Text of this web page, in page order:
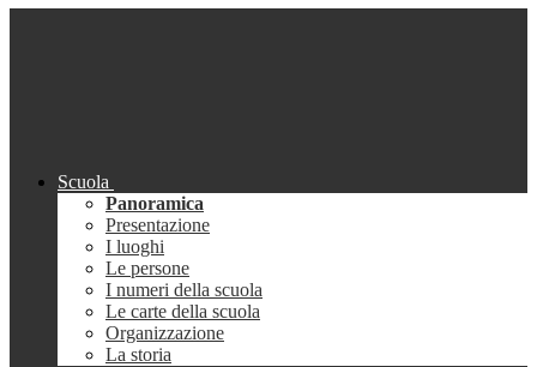
Scuola
Panoramica
Presentazione
I luoghi
Le persone
I numeri della scuola
Le carte della scuola
Organizzazione
La storia